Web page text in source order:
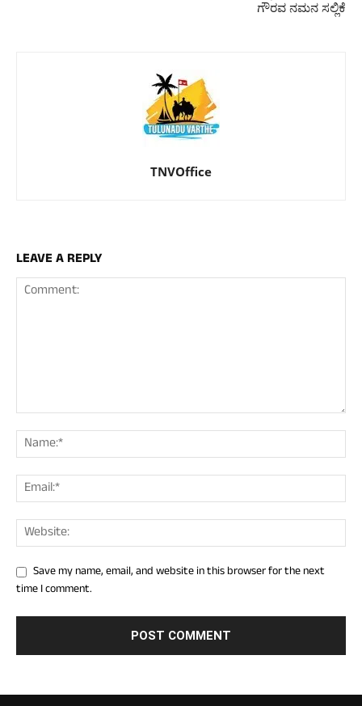
ಗೌರವ ನಮನ ಸಲ್ಲಿಕೆ
TNVOffice
LEAVE A REPLY
Save my name, email, and website in this browser for the next
time I comment.